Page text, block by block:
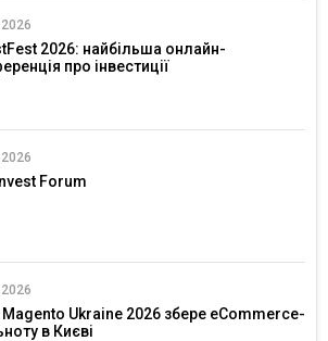
2026: найбільша онлайн-
про інвестиції
Forum
Magento Ukraine 2026 збере eCommerce-
в Києві